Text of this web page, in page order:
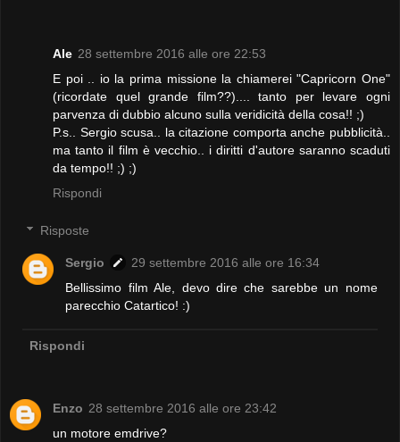
Ale 28 settembre 2016 alle ore 22:53
E poi .. io la prima missione la chiamerei "Capricorn One"
(ricordate quel grande film??).... tanto per levare ogni
parvenza di dubbio alcuno sulla veridicità della cosa!! ;)
P.s.. Sergio scusa.. la citazione comporta anche pubblicità..
ma tanto il film è vecchio.. i diritti d'autore saranno scaduti
da tempo!! ;) ;)
Rispondi
Risposte
Sergio
29 settembre 2016 alle ore 16:34
Bellissimo film Ale, devo dire che sarebbe un nome
parecchio Catartico! :)
Rispondi
Enzo 28 settembre 2016 alle ore 23:42
un motore emdrive?